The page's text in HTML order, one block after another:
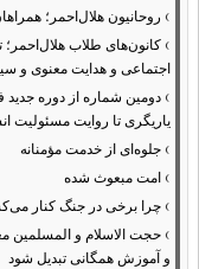
› روحانیون هلال‌احمر؛
› کانون‌های طلاب هلال‌احمر؛
اجتماعی و هدایت معنوی و
› دومین شماره از دوره جدید
یاریگری تا روایت مسئولیت
› جلوه‌ای از خدمت مؤمنانه
› امت مبعوث شده
› چرا برخی در جنگ کنار
› حجت الاسلام و المسلمین
و آموزش همگانی تبدیل شود